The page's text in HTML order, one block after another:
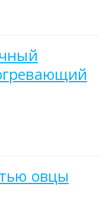
овцы